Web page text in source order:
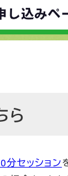
ら
分セッション